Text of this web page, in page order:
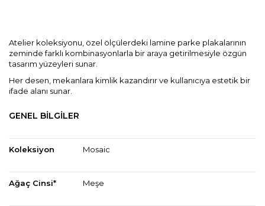
Atelier koleksiyonu, özel ölçülerdeki lamine parke plakalarının
zeminde farklı kombinasyonlarla bir araya getirilmesiyle özgün
tasarım yüzeyleri sunar.
Her desen, mekanlara kimlik kazandırır ve kullanıcıya estetik bir
ifade alanı sunar.
GENEL BİLGİLER
Koleksiyon Mosaic
Ağaç Cinsi* Meşe